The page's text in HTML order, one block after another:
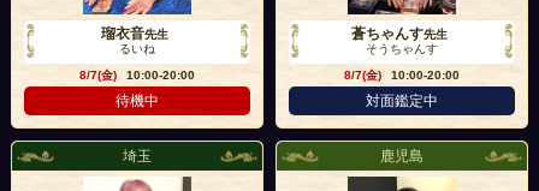
瑠衣音先生
るいね
8/7(金)
10:00-20:00
待機中
蒼ちゃんす先生
そうちゃんす
8/7(金)
10:00-20:00
対面鑑定中
埼玉 鹿児島